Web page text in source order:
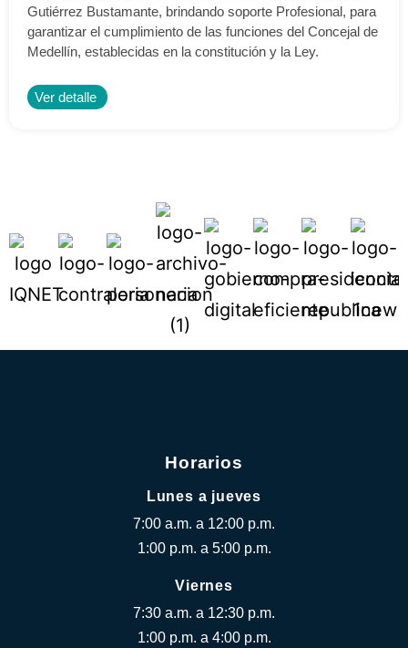
Gutiérrez Bustamante, brindando soporte Profesional, para
garantizar el cumplimiento de las funciones del Concejal de
Medellín, establecidas en la constitución y la Ley.
Ver detalle
Horarios
Lunes a jueves
7:00 a.m. a 12:00 p.m.
1:00 p.m. a 5:00 p.m.
Viernes
7:30 a.m. a 12:30 p.m.
1:00 p.m. a 4:00 p.m.